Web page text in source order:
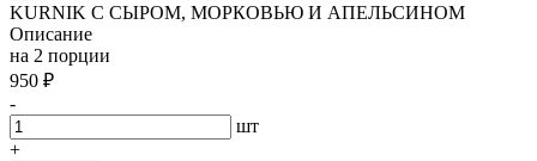
KURNIK С СЫРОМ, МОРКОВЬЮ И АПЕЛЬСИНОМ
Описание
на 2 порции
950 ₽
-
шт
+